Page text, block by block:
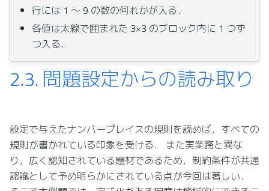
行には 1 ～ 9 の数の何れかが入る．
各値は太線で囲まれた 3×3 のブロック内に 1 つず
つ入る．
2.3. 問題設定からの読み取り
設定で与えたナンバープレイスの規則を読めば，すべての
規則が書かれている印象を受ける． また実業務と異な
り，広く認知されている題材であるため，制約条件が共通
認識として予め明らかにされている点が今回は著しい．